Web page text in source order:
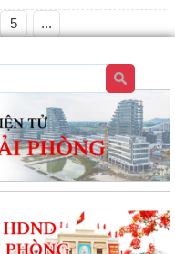
5 ...